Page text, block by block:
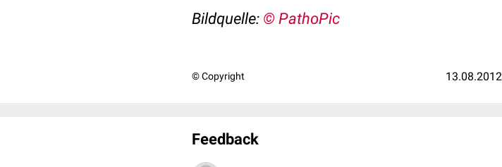
Bildquelle: © PathoPic
© Copyright 13.08.2012
Feedback